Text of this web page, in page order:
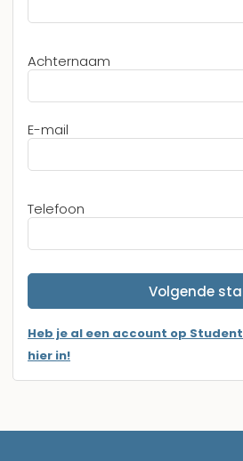
Achternaam
E-mail
Telefoon
Volgende
Heb je al een account op
hier in!